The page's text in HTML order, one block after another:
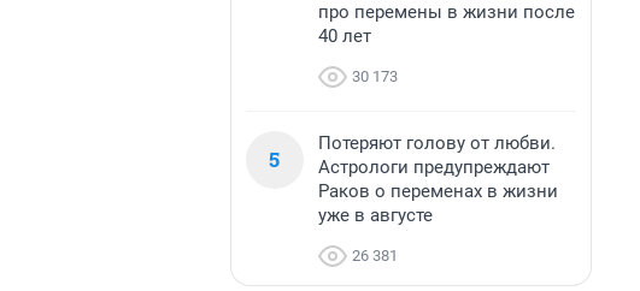
про перемены в жизни после
40 лет
30 173
5
Потеряют голову от любви.
Астрологи предупреждают
Раков о переменах в жизни
уже в августе
26 381